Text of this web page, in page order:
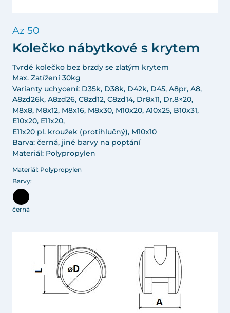
Az 50
Kolečko nábytkové s krytem
Tvrdé kolečko bez brzdy se zlatým krytem
Max. Zatížení 30kg
Varianty uchycení: D35k, D38k, D42k, D45, A8pr, A8,
A8zd26k, A8zd26, C8zd12, C8zd14, Dr8x11, Dr.8×20,
M8x8, M8x12, M8x16, M8x30, M10x20, A10x25, B10x31,
E10x20, E11x20,
E11x20 pl. kroužek (protihlučný), M10x10
Barva: černá, jiné barvy na poptání
Materiál: Polypropylen
Materiál: Polypropylen
Barvy:
černá